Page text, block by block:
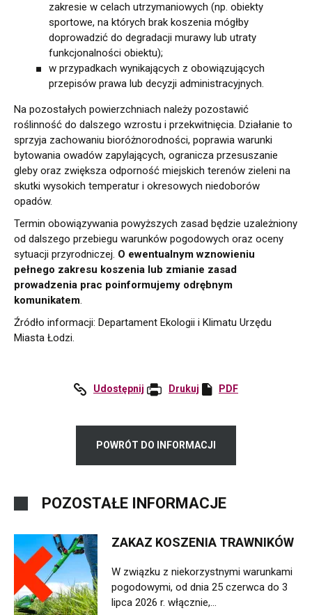
zakresie w celach utrzymaniowych (np. obiekty
sportowe, na których brak koszenia mógłby
doprowadzić do degradacji murawy lub utraty
funkcjonalności obiektu);
w przypadkach wynikających z obowiązujących
przepisów prawa lub decyzji administracyjnych.
Na pozostałych powierzchniach należy pozostawić
roślinność do dalszego wzrostu i przekwitnięcia. Działanie to
sprzyja zachowaniu bioróżnorodności, poprawia warunki
bytowania owadów zapylających, ogranicza przesuszanie
gleby oraz zwiększa odporność miejskich terenów zieleni na
skutki wysokich temperatur i okresowych niedoborów
opadów.
Termin obowiązywania powyższych zasad będzie uzależniony
od dalszego przebiegu warunków pogodowych oraz oceny
sytuacji przyrodniczej. O ewentualnym wznowieniu
pełnego zakresu koszenia lub zmianie zasad
prowadzenia prac poinformujemy odrębnym
komunikatem.
Źródło informacji: Departament Ekologii i Klimatu Urzędu
Miasta Łodzi.
Udostępnij Drukuj
Otworzy
w
nowej
PDF
POWRÓT DO INFORMACJI
POZOSTAŁE INFORMACJE
ZAKAZ KOSZENIA TRAWNIKÓW
W związku z niekorzystnymi warunkami
pogodowymi, od dnia 25 czerwca do 3
lipca 2026 r. włącznie,…